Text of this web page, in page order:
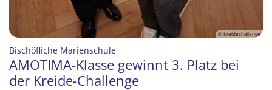
© Kreidechallenge
Bischöfliche Marienschule:
AMOTIMA-Klasse gewinnt 3. Platz bei
der Kreide-Challenge